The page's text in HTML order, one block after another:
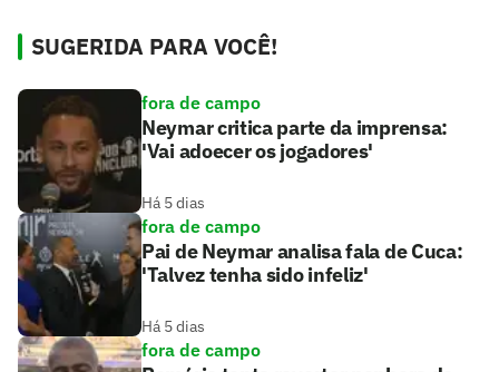
SUGERIDA PARA VOCÊ!
fora de campo
Neymar critica parte da imprensa:
'Vai adoecer os jogadores'
Há 5 dias
fora de campo
Pai de Neymar analisa fala de Cuca:
'Talvez tenha sido infeliz'
Há 5 dias
fora de campo